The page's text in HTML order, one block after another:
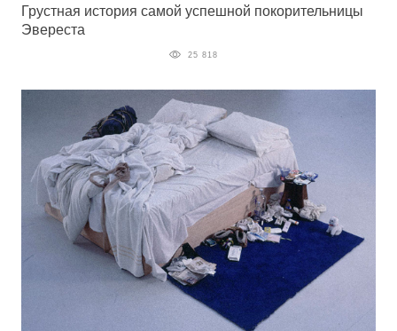
Грустная история самой успешной покорительницы
Эвереста
25 818